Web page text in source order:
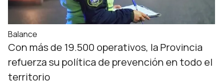
Balance
Con más de 19.500 operativos, la Provincia
refuerza su política de prevención en todo el
territorio